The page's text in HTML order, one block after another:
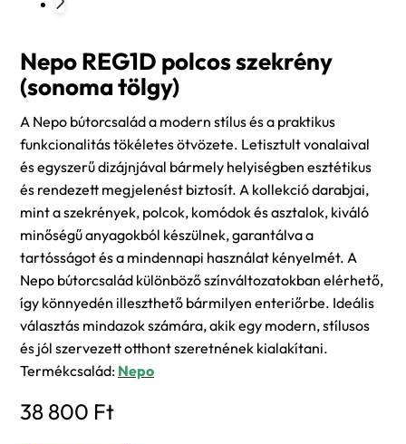
Nepo REG1D polcos szekrény
(sonoma tölgy)
A Nepo bútorcsalád a modern stílus és a praktikus
funkcionalitás tökéletes ötvözete. Letisztult vonalaival
és egyszerű dizájnjával bármely helyiségben esztétikus
és rendezett megjelenést biztosít. A kollekció darabjai,
mint a szekrények, polcok, komódok és asztalok, kiváló
minőségű anyagokból készülnek, garantálva a
tartósságot és a mindennapi használat kényelmét. A
Nepo bútorcsalád különböző színváltozatokban elérhető,
így könnyedén illeszthető bármilyen enteriőrbe. Ideális
választás mindazok számára, akik egy modern, stílusos
és jól szervezett otthont szeretnének kialakítani.
Termékcsalád: Nepo
38 800 Ft